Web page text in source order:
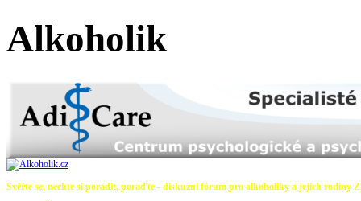
Alkoholik
Svěřte se, nechte si poradit, poraďte - diskuzní fórum pro alkoholiky a jejich rodiny